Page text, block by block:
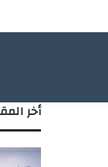
أخر